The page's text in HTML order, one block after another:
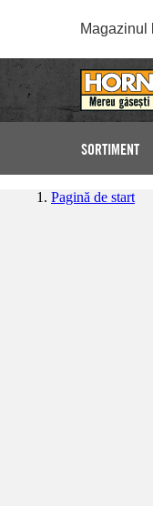
Magazinul
SORTIMENT
Pagină de start